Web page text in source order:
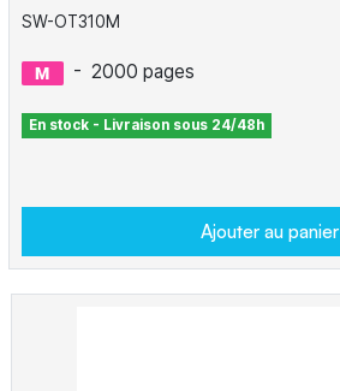
SW-OT310M
- 2000 pages
En stock - Livraison sous 24/48h
Ajouter au panier